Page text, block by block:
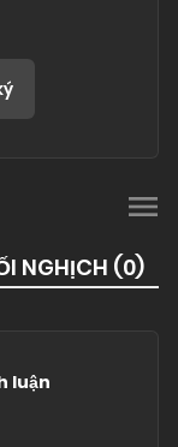
NGHỊCH (0)
luận